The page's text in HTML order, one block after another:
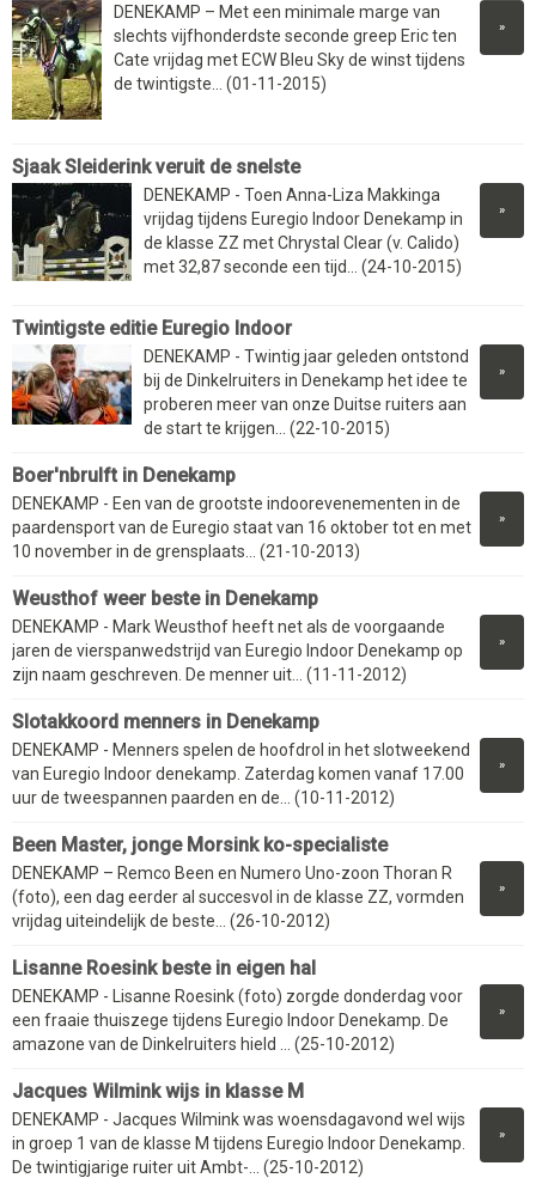
»
DENEKAMP – Met een minimale marge van
slechts vijfhonderdste seconde greep Eric ten
Cate vrijdag met ECW Bleu Sky de winst tijdens
de twintigste... (01-11-2015)
Sjaak Sleiderink veruit de snelste
»
DENEKAMP - Toen Anna-Liza Makkinga
vrijdag tijdens Euregio Indoor Denekamp in
de klasse ZZ met Chrystal Clear (v. Calido)
met 32,87 seconde een tijd... (24-10-2015)
Twintigste editie Euregio Indoor
»
DENEKAMP - Twintig jaar geleden ontstond
bij de Dinkelruiters in Denekamp het idee te
proberen meer van onze Duitse ruiters aan
de start te krijgen... (22-10-2015)
Boer'nbrulft in Denekamp
»
DENEKAMP - Een van de grootste indoorevenementen in de
paardensport van de Euregio staat van 16 oktober tot en met
10 november in de grensplaats... (21-10-2013)
Weusthof weer beste in Denekamp
»
DENEKAMP - Mark Weusthof heeft net als de voorgaande
jaren de vierspanwedstrijd van Euregio Indoor Denekamp op
zijn naam geschreven. De menner uit... (11-11-2012)
Slotakkoord menners in Denekamp
»
DENEKAMP - Menners spelen de hoofdrol in het slotweekend
van Euregio Indoor denekamp. Zaterdag komen vanaf 17.00
uur de tweespannen paarden en de... (10-11-2012)
Been Master, jonge Morsink ko-specialiste
»
DENEKAMP – Remco Been en Numero Uno-zoon Thoran R
(foto), een dag eerder al succesvol in de klasse ZZ, vormden
vrijdag uiteindelijk de beste... (26-10-2012)
Lisanne Roesink beste in eigen hal
»
DENEKAMP - Lisanne Roesink (foto) zorgde donderdag voor
een fraaie thuiszege tijdens Euregio Indoor Denekamp. De
amazone van de Dinkelruiters hield ... (25-10-2012)
Jacques Wilmink wijs in klasse M
»
DENEKAMP - Jacques Wilmink was woensdagavond wel wijs
in groep 1 van de klasse M tijdens Euregio Indoor Denekamp.
De twintigjarige ruiter uit Ambt-... (25-10-2012)